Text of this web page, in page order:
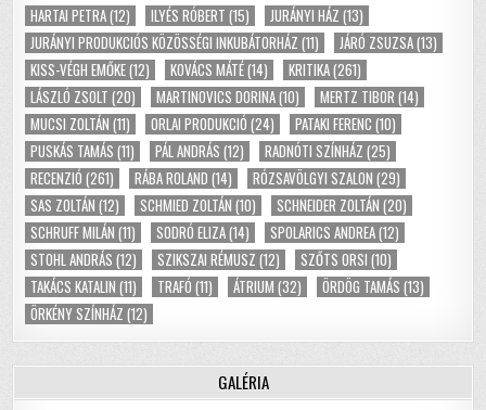
HARTAI PETRA(12) ILYÉS RÓBERT (15) JURÁNYI HÁZ (13)
JURÁNYI PRODUKCIÓS KÖZÖSSÉGI INKUBÁTORHÁZ (11) JÁRÓ ZSUZSA(13)
KISS-VÉGH EMŐKE(12) KOVÁCS MÁTÉ(14) KRITIKA(261)
LÁSZLÓ ZSOLT (20) MARTINOVICS DORINA(10) MERTZ TIBOR (14)
MUCSI ZOLTÁN (11) ORLAI PRODUKCIÓ (24) PATAKI FERENC (10)
PUSKÁS TAMÁS (11) PÁL ANDRÁS (12) RADNÓTI SZÍNHÁZ (25)
RECENZIÓ (261) RÁBA ROLAND (14) RÓZSAVÖLGYI SZALON (29)
SAS ZOLTÁN (12) SCHMIED ZOLTÁN (10) SCHNEIDER ZOLTÁN (20)
SCHRUFF MILÁN (11) SODRÓ ELIZA(14) SPOLARICS ANDREA(12)
STOHL ANDRÁS (12) SZIKSZAI RÉMUSZ (12) SZŐTS ORSI (10)
TAKÁCS KATALIN (11) TRAFÓ (11) ÁTRIUM (32) ÖRDÖG TAMÁS (13)
ÖRKÉNY SZÍNHÁZ (12)
GALÉRIA